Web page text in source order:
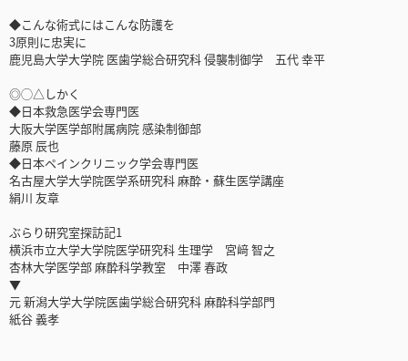
◆こんな術式にはこんな防護を
3原則に忠実に
鹿児島大学大学院 医歯学総合研究科 侵襲制御学 五代 幸平
◎◯△しかく
◆日本救急医学会専門医
大阪大学医学部附属病院 感染制御部
藤原 辰也
◆日本ペインクリニック学会専門医
名古屋大学大学院医学系研究科 麻酔・蘇生医学講座
絹川 友章
ぶらり研究室探訪記1
横浜市立大学大学院医学研究科 生理学 宮﨑 智之
杏林大学医学部 麻酔科学教室 中澤 春政
▼
元 新潟大学大学院医歯学総合研究科 麻酔科学部門
紙谷 義孝